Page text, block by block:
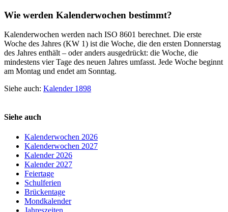
Wie werden Kalenderwochen bestimmt?
Kalenderwochen werden nach ISO 8601 berechnet. Die erste
Woche des Jahres (KW 1) ist die Woche, die den ersten Donnerstag
des Jahres enthält – oder anders ausgedrückt: die Woche, die
mindestens vier Tage des neuen Jahres umfasst. Jede Woche beginnt
am Montag und endet am Sonntag.
Siehe auch: Kalender 1898
Siehe auch
Kalenderwochen 2026
Kalenderwochen 2027
Kalender 2026
Kalender 2027
Feiertage
Schulferien
Brückentage
Mondkalender
Jahreszeiten